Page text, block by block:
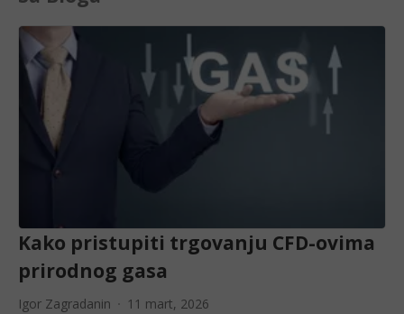
Kako pristupiti trgovanju CFD-ovima
prirodnog gasa
Igor Zagradanin 11 mart, 2026